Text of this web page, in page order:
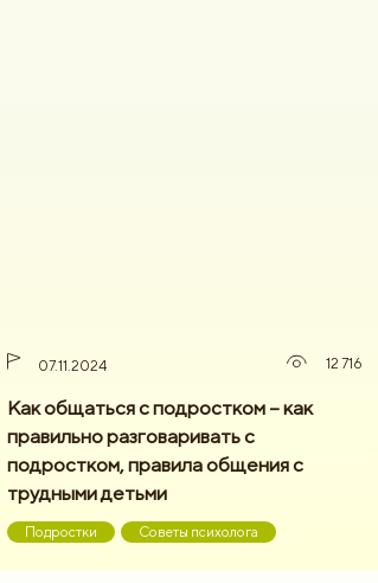
07.11.2024 12 716
Как общаться с подростком – как
правильно разговаривать с
подростком, правила общения с
трудными детьми
Подростки Советы психолога